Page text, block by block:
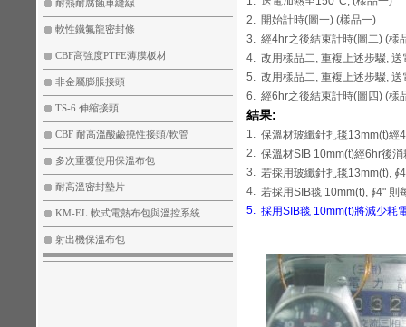
耐熱耐腐蝕車縫線
軟性鐵氟龍密封條
CBF高強度PTFE薄膜板材
非金屬膨脹接頭
TS-6 伸縮接頭
CBF 耐高溫酸鹼撓性接頭/軟管
多次重覆使用保溫布包
耐高溫密封墊片
KM-EL 軟式電熱布包與溫控系統
射出機保溫布包
2. 開始計時(圖一) (樣品一)
3. 經4hr之後結束計時(圖二) (樣
4. 改用樣品二, 重複上述步驟,
5. 改用樣品二, 重複上述步驟,
6. 經6hr之後結束計時(圖四) (樣
結果:
1. 保溫材玻纖針扎毯13mm(t)經
2. 保溫材SIB 10mm(t)經6hr後
3. 若採用玻纖針扎毯13mm(t),
4. 若採用SIB毯 10mm(t), ∮4" 則
5. 採用SIB毯 10mm(t)將減少耗